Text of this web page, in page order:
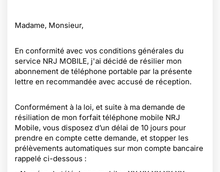
Madame, Monsieur,
En conformité avec vos conditions générales du
service NRJ MOBILE, j'ai décidé de résilier mon
abonnement de téléphone portable par la présente
lettre en recommandée avec accusé de réception.
Conformément à la loi, et suite à ma demande de
résiliation de mon forfait téléphone mobile NRJ
Mobile, vous disposez d’un délai de 10 jours pour
prendre en compte cette demande, et stopper les
prélèvements automatiques sur mon compte bancaire
rappelé ci-dessous :